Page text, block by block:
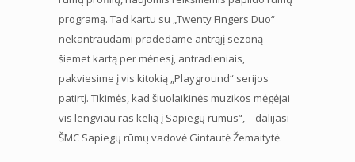
programą. Tad kartu su „Twenty Fingers Duo“
nekantraudami pradedame antrąjį sezoną –
šiemet kartą per mėnesį, antradieniais,
pakviesime į vis kitokią „Playground“ serijos
patirtį. Tikimės, kad šiuolaikinės muzikos mėgėjai
vis lengviau ras kelią į Sapiegų rūmus“, – dalijasi
ŠMC Sapiegų rūmų vadovė Gintautė Žemaitytė.